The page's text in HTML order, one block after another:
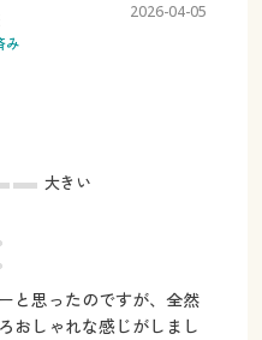
み
2026-04-05
大きい
と思ったのですが、全然
おしゃれな感じがしまし